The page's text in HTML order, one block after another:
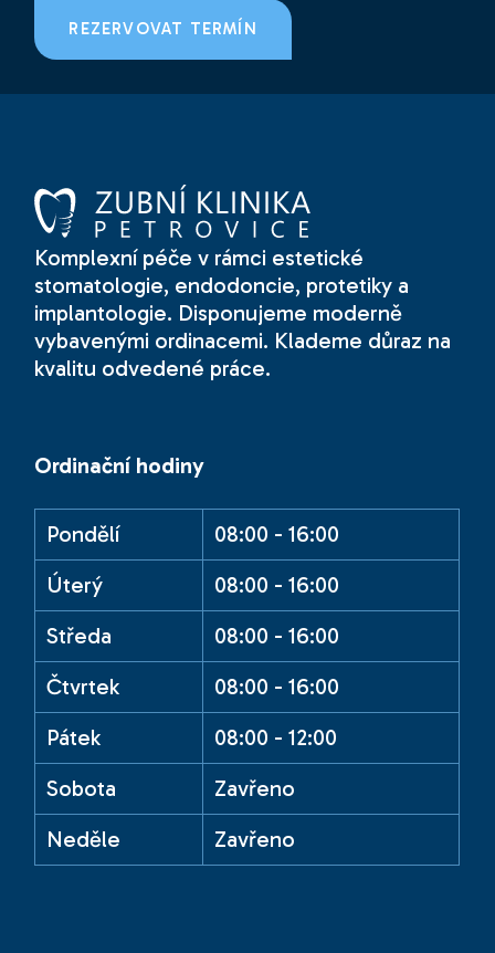
REZERVOVAT TERMÍN
Komplexní péče v rámci estetické
stomatologie, endodoncie, protetiky a
implantologie. Disponujeme moderně
vybavenými ordinacemi. Klademe důraz na
kvalitu odvedené práce.
Ordinační hodiny
Pondělí
08:00 - 16:00
Úterý
08:00 - 16:00
Středa
08:00 - 16:00
Čtvrtek
08:00 - 16:00
Pátek
08:00 - 12:00
Sobota
Zavřeno
Neděle
Zavřeno